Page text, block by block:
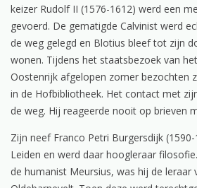
keizer Rudolf II (1576-1612) werd een
gevoerd. De gematigde Calvinist werd
de weg gelegd en Blotius bleef tot zijn
wonen. Tijdens het staatsbezoek van
Oostenrijk afgelopen zomer bezochten
in de Hofbibliotheek. Het contact met
de weg. Hij reageerde nooit op brieven
Zijn neef Franco Petri Burgersdijk
Leiden en werd daar hoogleraar
de humanist Meursius, was hij de leraar